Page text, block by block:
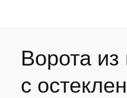
Ворота
с